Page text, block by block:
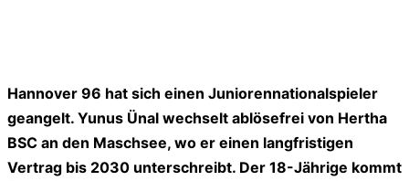
Hannover 96 hat sich einen Juniorennationalspieler
geangelt. Yunus Ünal wechselt ablösefrei von Hertha
BSC an den Maschsee, wo er einen langfristigen
Vertrag bis 2030 unterschreibt. Der 18-Jährige kommt